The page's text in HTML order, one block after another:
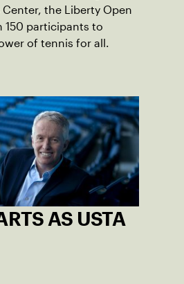
Center, the Liberty Open
150 participants to
of tennis for all.
AS USTA